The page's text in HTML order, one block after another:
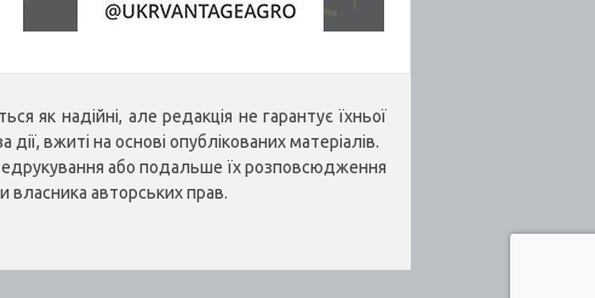
як надійні, але редакція не гарантує їхньої
вжиті на основі опублікованих матеріалів.
або подальше їх розповсюдження
власника авторських прав.